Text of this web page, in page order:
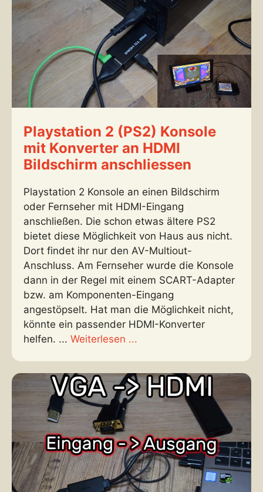
Playstation 2 (PS2) Konsole
mit Konverter an HDMI
Bildschirm anschliessen
Playstation 2 Konsole an einen Bildschirm
oder Fernseher mit HDMI-Eingang
anschließen. Die schon etwas ältere PS2
bietet diese Möglichkeit von Haus aus nicht.
Dort findet ihr nur den AV-Multiout-
Anschluss. Am Fernseher wurde die Konsole
dann in der Regel mit einem SCART-Adapter
bzw. am Komponenten-Eingang
angestöpselt. Hat man die Möglichkeit nicht,
könnte ein passender HDMI-Konverter
helfen. ... Weiterlesen ...